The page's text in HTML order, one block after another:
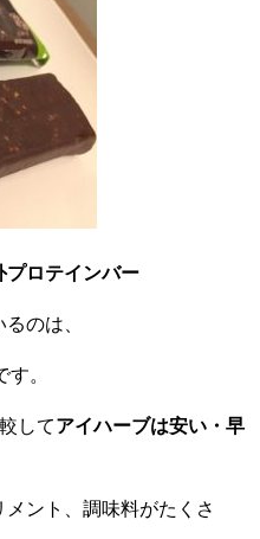
プロテインバー
のは、
す。
してアイハーブは安い・早
ント、調味料がたくさ